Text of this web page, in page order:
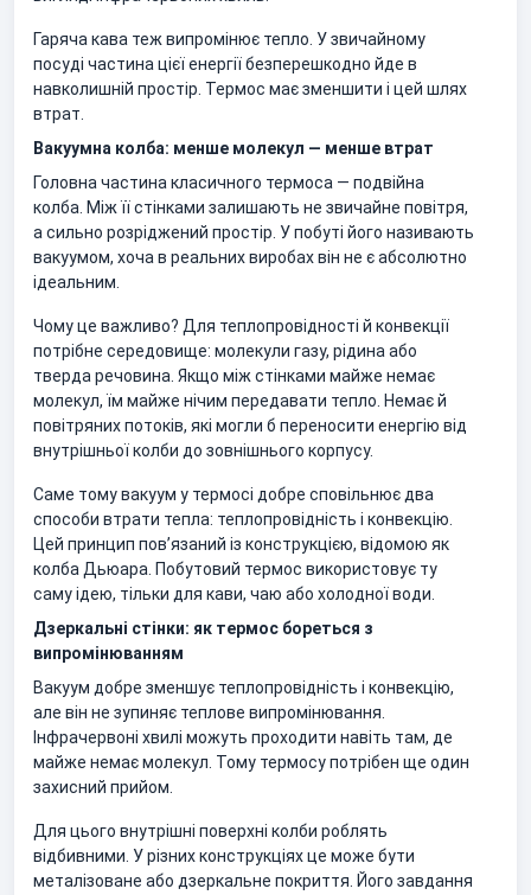
Гаряча кава теж випромінює тепло. У звичайному
посуді частина цієї енергії безперешкодно йде в
навколишній простір. Термос має зменшити і цей шлях
втрат.
Вакуумна колба: менше молекул — менше втрат
Головна частина класичного термоса — подвійна
колба. Між її стінками залишають не звичайне повітря,
а сильно розріджений простір. У побуті його називають
вакуумом, хоча в реальних виробах він не є абсолютно
ідеальним.
Чому це важливо? Для теплопровідності й конвекції
потрібне середовище: молекули газу, рідина або
тверда речовина. Якщо між стінками майже немає
молекул, їм майже нічим передавати тепло. Немає й
повітряних потоків, які могли б переносити енергію від
внутрішньої колби до зовнішнього корпусу.
Саме тому вакуум у термосі добре сповільнює два
способи втрати тепла: теплопровідність і конвекцію.
Цей принцип пов’язаний із конструкцією, відомою як
колба Дьюара. Побутовий термос використовує ту
саму ідею, тільки для кави, чаю або холодної води.
Дзеркальні стінки: як термос бореться з
випромінюванням
Вакуум добре зменшує теплопровідність і конвекцію,
але він не зупиняє теплове випромінювання.
Інфрачервоні хвилі можуть проходити навіть там, де
майже немає молекул. Тому термосу потрібен ще один
захисний прийом.
Для цього внутрішні поверхні колби роблять
відбивними. У різних конструкціях це може бути
металізоване або дзеркальне покриття. Його завдання